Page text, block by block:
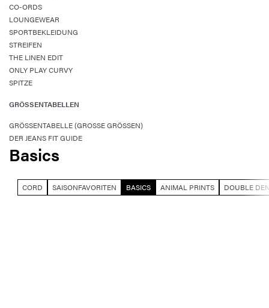
CO-ORDS
LOUNGEWEAR
SPORTBEKLEIDUNG
STREIFEN
THE LINEN EDIT
ONLY PLAY CURVY
SPITZE
GRÖSSENTABELLEN
GRÖSSENTABELLE (GROSSE GRÖSSEN)
DER JEANS FIT GUIDE
Basics
CORD SAISONFAVORITEN BASICS ANIMAL PRINTS DOUBLE